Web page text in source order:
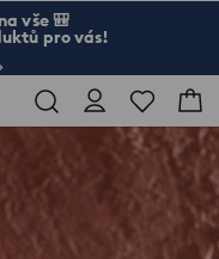
vše 🎒
pro vás!